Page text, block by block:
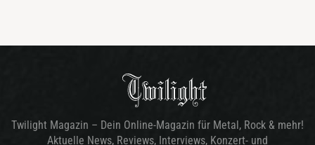
Twilight Magazin – Dein Online-Magazin für Metal, Rock & mehr!
Aktuelle News, Reviews, Interviews, Konzert- und